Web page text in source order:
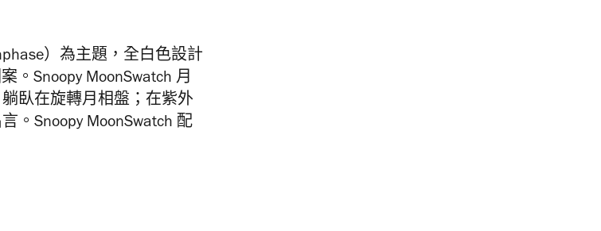
）為主題，全白色設計
。Snoopy MoonSwatch 月
臥在旋轉月相盤；在紫外
。Snoopy MoonSwatch 配